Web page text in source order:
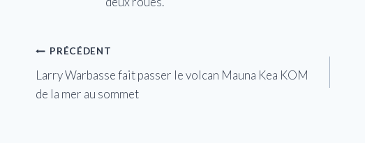
Navigation
de
PRÉCÉDENT
Larry Warbasse fait passer le volcan Mauna Kea KOM
de la mer au sommet